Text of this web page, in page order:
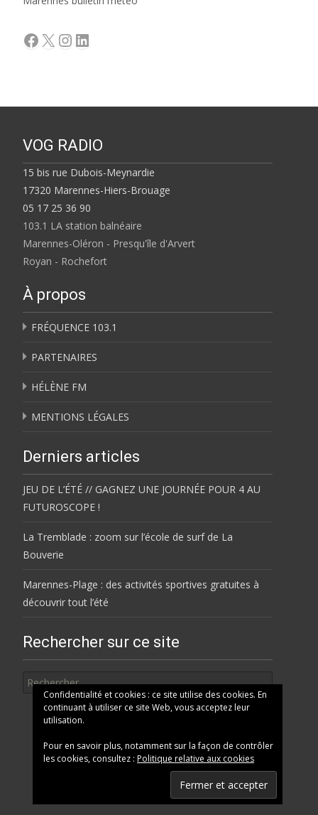
Facebook
X Instagram
LinkedIn
VOG RADIO
15 bis rue Dubois-Meynardie
17320 Marennes-Hiers-Brouage
05 17 25 36 90
103.1 LA station balnéaire
Marennes-Oléron - Presqu'île d'Arvert
Royan - Rochefort
À propos
FRÉQUENCE 103.1
PARTENAIRES
HÉLÈNE FM
MENTIONS LÉGALES
Derniers articles
JEU DE L’ÉTÉ // GAGNEZ UNE JOURNÉE POUR 4 AU
FUTUROSCOPE !
La Tremblade : zoom sur l’école de surf de La
Bouverie
Marennes-Plage : des activités sportives gratuites à
découvrir tout l’été
Rechercher sur ce site
Confidentialité et cookies : ce site utilise des cookies. En
continuant à utiliser ce site Web, vous acceptez leur
utilisation.
Pour en savoir plus, notamment sur la façon de contrôler
les cookies, consultez : Politique relative aux cookies